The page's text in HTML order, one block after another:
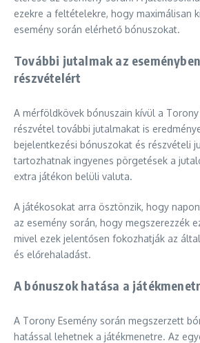
ezekre a feltételekre, hogy maximálisan
esemény során elérhető bónuszokat.
További jutalmak az
részvételért
A mérföldkövek bónuszain kívül a Torony
részvétel további jutalmakat is
bejelentkezési bónuszokat és részvételi
tartozhatnak ingyenes pörgetések a
extra játékon belüli valuta.
A játékosokat arra ösztönzik, hogy
az esemény során, hogy megszerezzék
mivel ezek jelentősen fokozhatják az
és előrehaladást.
A bónuszok hatása a
A Torony Esemény során megszerzett
hatással lehetnek a játékmenetre. Az